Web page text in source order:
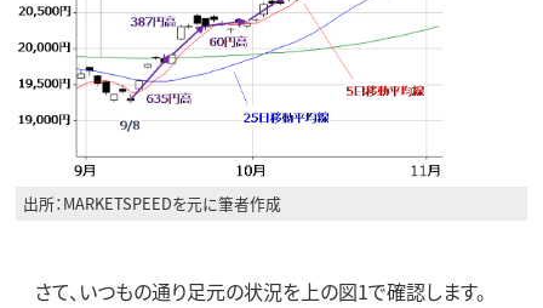
出所：MARKETSPEEDを元に筆者作成
さて、いつもの通り足元の状況を上の図1で確認します。